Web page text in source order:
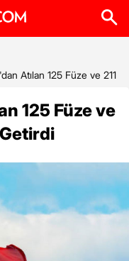
Atılan 125 Füze ve 211
125 Füze ve